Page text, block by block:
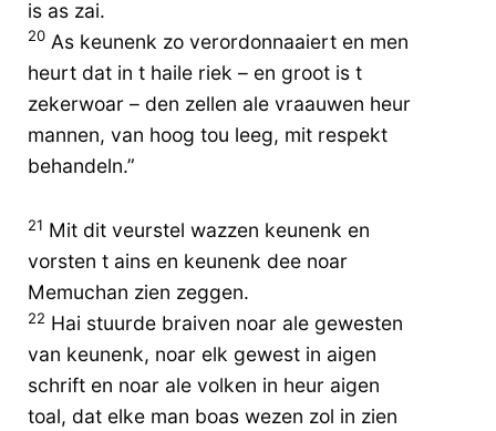
is as zai.
20 As keunenk zo verordonnaaiert en men
heurt dat in t haile riek – en groot is t
zekerwoar – den zellen ale vraauwen heur
mannen, van hoog tou leeg, mit respekt
behandeln.”
21 Mit dit veurstel wazzen keunenk en
vorsten t ains en keunenk dee noar
Memuchan zien zeggen.
22 Hai stuurde braiven noar ale gewesten
van keunenk, noar elk gewest in aigen
schrift en noar ale volken in heur aigen
toal, dat elke man boas wezen zol in zien